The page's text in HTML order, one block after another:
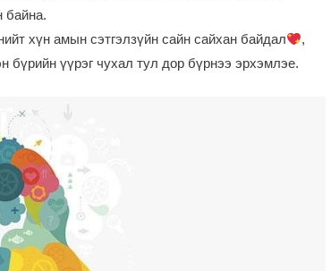
байна.
хүн амын сэтгэлзүйн сайн сайхан байдал
,
бүрийн үүрэг чухал тул дор бүрнээ эрхэмлэе.